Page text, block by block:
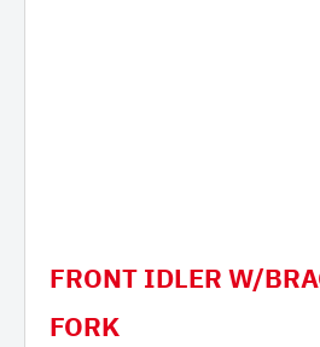
FRONT IDLER W/
FORK